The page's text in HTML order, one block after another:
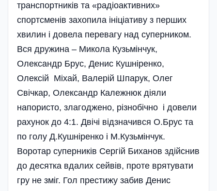
транспортників та «радіоактивних»
спортсменів захопила ініціативу з перших
хвилин і довела перевагу над суперником.
Вся дружина – Микола Кузьмінчук,
Олександр Брус, Денис Кушніренко,
Олексій Міхай, Валерій Шпарук, Олег
Свічкар, Олександр Калежнюк діяли
напористо, злагоджено, різно­бічно і довели
рахунок до 4:1. Двічі відзначився О.Брус та
по голу Д.Кушніренко і М.Кузьмінчук.
Воротар суперників Сергій Биханов здійснив
до десятка вдалих сейвів, проте врятувати
гру не зміг. Гол престижу забив Денис